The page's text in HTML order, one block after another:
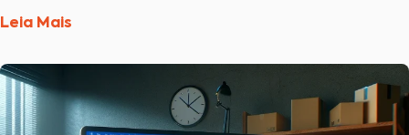
Leia Mais